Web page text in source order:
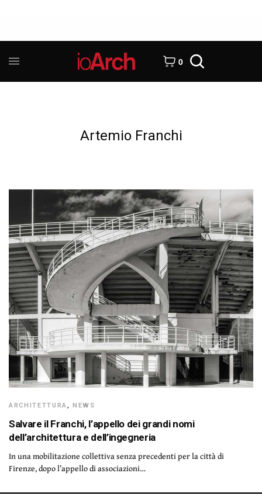
0
Artemio Franchi
ARCHITETTURA,NEWS
Salvare il Franchi, l’appello dei grandi nomi
dell’architettura e dell’ingegneria
In una mobilitazione collettiva senza precedenti per la città di
Firenze, dopo l’appello di associazioni…